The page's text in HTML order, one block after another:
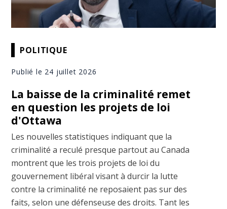
POLITIQUE
Publié le 24 juillet 2026
La baisse de la criminalité remet
en question les projets de loi
d'Ottawa
Les nouvelles statistiques indiquant que la
criminalité a reculé presque partout au Canada
montrent que les trois projets de loi du
gouvernement libéral visant à durcir la lutte
contre la criminalité ne reposaient pas sur des
faits, selon une défenseuse des droits. Tant les